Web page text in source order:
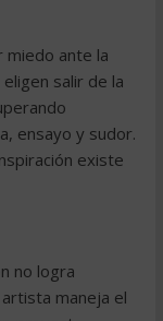
ante la
salir de la
ensayo y sudor.
existe
no logra
maneja el